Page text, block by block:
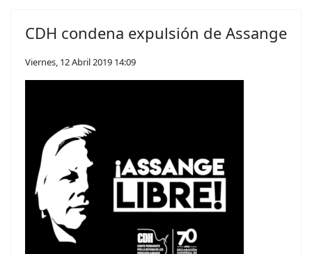
CDH condena expulsión de Assange
Viernes, 12 Abril 2019 14:09